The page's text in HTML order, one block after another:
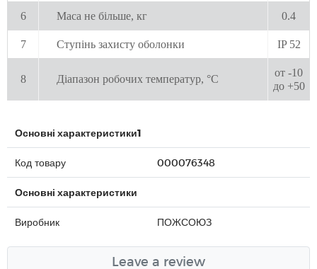
6 Маса не більше, кг 0.4
7 Ступінь захисту оболонки IP 52
8 Діапазон робочих температур, °С
от -10
до +50
Основні характеристики1
Код товару 000076348
Основні характеристики
Виробник ПОЖСОЮЗ
Leave a review